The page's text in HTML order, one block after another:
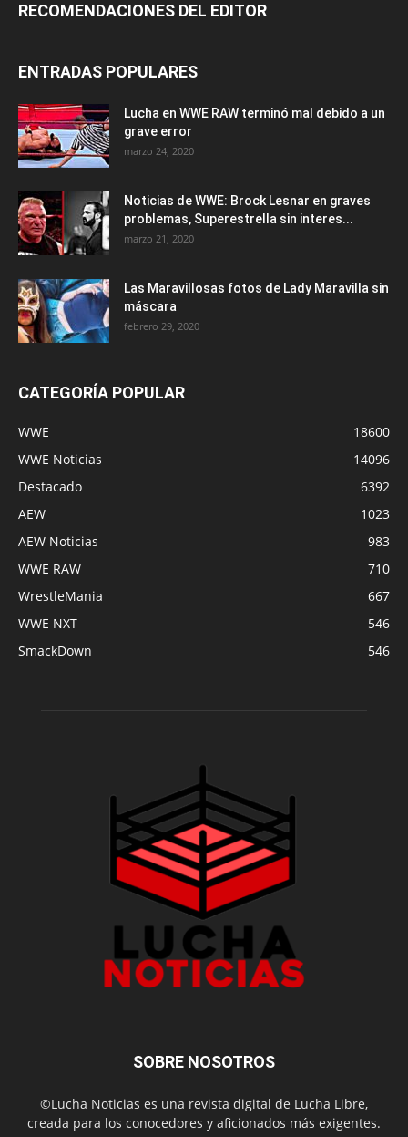
RECOMENDACIONES DEL EDITOR
ENTRADAS POPULARES
Lucha en WWE RAW terminó mal debido a un
grave error
marzo 24, 2020
Noticias de WWE: Brock Lesnar en graves
problemas, Superestrella sin interes...
marzo 21, 2020
Las Maravillosas fotos de Lady Maravilla sin
máscara
febrero 29, 2020
CATEGORÍA POPULAR
WWE
18600
WWE Noticias
14096
Destacado
6392
AEW
1023
AEW Noticias
983
WWE RAW
710
WrestleMania
667
WWE NXT
546
SmackDown
546
SOBRE NOSOTROS
©Lucha Noticias es una revista digital de Lucha Libre,
creada para los conocedores y aficionados más exigentes.